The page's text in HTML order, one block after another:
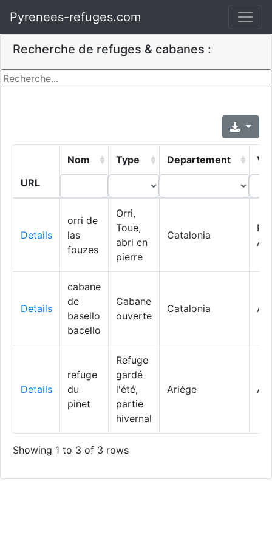
Pyrenees-refuges.com
Recherche de refuges & cabanes :
URL
Nom Type Departement
Details
orri de
las
fouzes
Orri,
Toue,
abri en
pierre
Catalonia
Details
cabane
de
basello
bacello
Cabane
ouverte
Catalonia
Details
refuge
du
pinet
Refuge
gardé
l'été,
partie
hivernal
Ariège
Showing 1 to 3 of 3 rows